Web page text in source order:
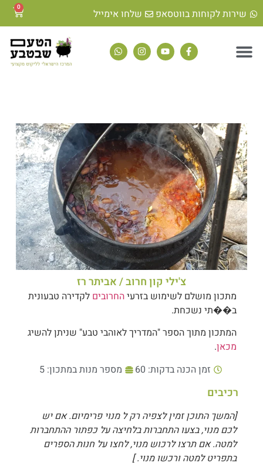
שירות לקוחות בווטסאפ שלחו אימייל 0
צ'ילי קון חרוב / אביתר רז
מתכון מושלם לשימוש בזרעיהחרובים לקדירה טבעונית
ב��תי נשכחת.
המתכון מתוך הספר "המדריך לאוהבי טבע" שניתן להשיג
מכאן.
זמן הכנה בדקות: 60
מספר מנות במתכון: 5
רכיבים
[המשך התוכן זמין לצפיה רק ל מנוי פרימיום. אם יש
לכם מנוי, בצעו התחברות בלחיצה על כפתור ההתחברות
למטה. אם תרצו לרכוש מנוי, לחצו על חנות הספרים
בתפריט למטה ורכשו מנוי. ]